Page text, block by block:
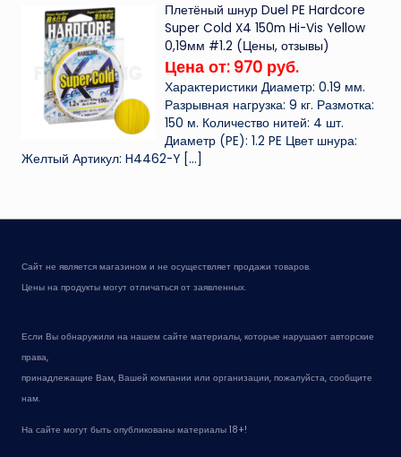
Плетёный шнур Duel PE Hardcore
Super Cold X4 150m Hi-Vis Yellow
0,19мм #1.2 (Цены, отзывы)
Цена от: 970 руб.
Характеристики Диаметр: 0.19 мм.
Разрывная нагрузка: 9 кг. Размотка:
150 м. Количество нитей: 4 шт.
Диаметр (PE): 1.2 PE Цвет шнура:
Желтый Артикул: H4462-Y […]
Сайт не является магазином и не осуществляет продажи товаров.
Цены на продукты могут отличаться от заявленных.
Если Вы обнаружили на нашем сайте материалы, которые нарушают авторские
права,
принадлежащие Вам, Вашей компании или организации, пожалуйста, сообщите
нам.
На сайте могут быть опубликованы материалы 18+!